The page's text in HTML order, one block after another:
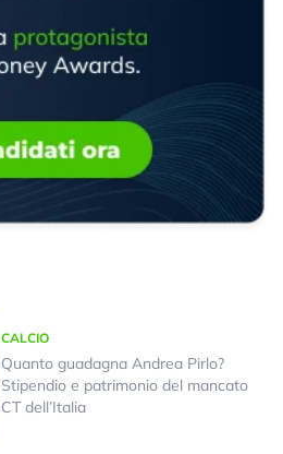
CALCIO
Quanto guadagna Andrea Pirlo?
Stipendio e patrimonio del mancato
CT dell’Italia